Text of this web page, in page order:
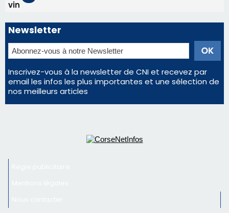
Régie publicitaire
Nous contacter
© 2026 corsenetinfos